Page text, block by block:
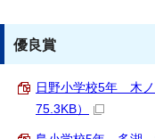
優良賞
日野小学校5年 木
75.3KB）